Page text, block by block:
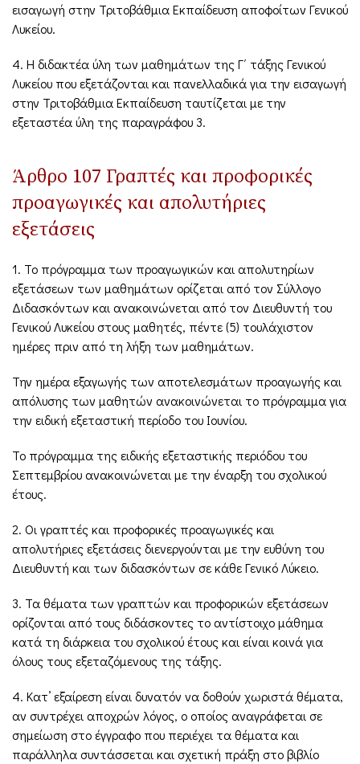
εισαγωγή στην Τριτοβάθμια Εκπαίδευση αποφοίτων Γενικού
Λυκείου.
4. Η διδακτέα ύλη των μαθημάτων της Γ΄ τάξης Γενικού
Λυκείου που εξετάζονται και πανελλαδικά για την εισαγωγή
στην Τριτοβάθμια Εκπαίδευση ταυτίζεται με την
εξεταστέα ύλη της παραγράφου 3.
Άρθρο 107 Γραπτές και προφορικές
προαγωγικές και απολυτήριες
εξετάσεις
1. Το πρόγραμμα των προαγωγικών και απολυτηρίων
εξετάσεων των μαθημάτων ορίζεται από τον Σύλλογο
Διδασκόντων και ανακοινώνεται από τον Διευθυντή του
Γενικού Λυκείου στους μαθητές, πέντε (5) τουλάχιστον
ημέρες πριν από τη λήξη των μαθημάτων.
Την ημέρα εξαγωγής των αποτελεσμάτων προαγωγής και
απόλυσης των μαθητών ανακοινώνεται το πρόγραμμα για
την ειδική εξεταστική περίοδο του Ιουνίου.
Το πρόγραμμα της ειδικής εξεταστικής περιόδου του
Σεπτεμβρίου ανακοινώνεται με την έναρξη του σχολικού
έτους.
2. Οι γραπτές και προφορικές προαγωγικές και
απολυτήριες εξετάσεις διενεργούνται με την ευθύνη του
Διευθυντή και των διδασκόντων σε κάθε Γενικό Λύκειο.
3. Τα θέματα των γραπτών και προφορικών εξετάσεων
ορίζονται από τους διδάσκοντες το αντίστοιχο μάθημα
κατά τη διάρκεια του σχολικού έτους και είναι κοινά για
όλους τους εξεταζόμενους της τάξης.
4. Κατ’ εξαίρεση είναι δυνατόν να δοθούν χωριστά θέματα,
αν συντρέχει αποχρών λόγος, ο οποίος αναγράφεται σε
σημείωση στο έγγραφο που περιέχει τα θέματα και
παράλληλα συντάσσεται και σχετική πράξη στο βιβλίο